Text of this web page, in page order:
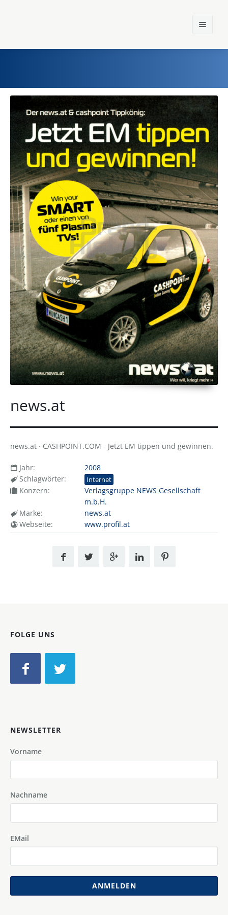
Home
Einst und Heute
Marken
Konzerne
Epoche
news.at
news.at · CASHPOINT.COM - Jetzt EM tippen und gewinnen.
Jahr:
2008
Schlagwörter:
Internet
Konzern:
Verlagsgruppe NEWS Gesellschaft
m.b.H.
Marke:
news.at
Webseite:
www.profil.at
FOLGE UNS
NEWSLETTER
Vorname
Nachname
EMail
ANMELDEN